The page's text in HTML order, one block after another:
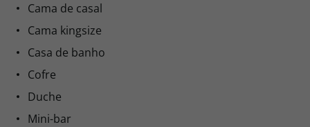
Cama de casal
Cama kingsize
Casa de banho
Cofre
Duche
Mini-bar